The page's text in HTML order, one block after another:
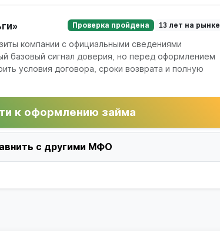
Проверка пройдена 13 лет на рынке
компании с официальными сведениями
базовый сигнал доверия, но перед оформлением
условия договора, сроки возврата и полную
к оформлению займа
с другими МФО